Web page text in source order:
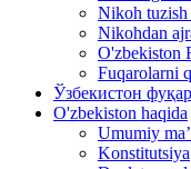
Nikoh tuzish
Nikohdan
O'zbekiston
Fuqarolarni
Ўзбекистон
O'zbekiston haqida
Umumiy
Konstitutsiya